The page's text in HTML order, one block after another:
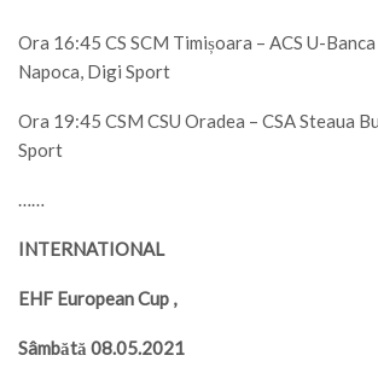
Ora 16:45 CS SCM Timișoara – ACS U-
Napoca, Digi Sport
Ora 19:45 CSM CSU Oradea – CSA Steaua
Sport
……
INTERNATIONAL
EHF European Cup ,
Sâmbătă 08.05.2021